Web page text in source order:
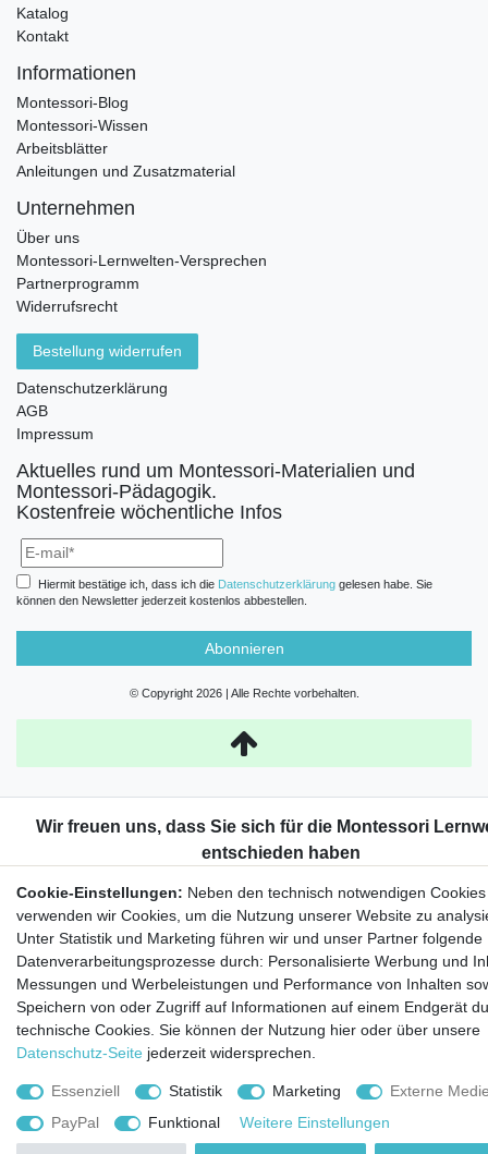
Katalog
Kontakt
Informationen
Montessori-Blog
Montessori-Wissen
Arbeitsblätter
Anleitungen und Zusatzmaterial
Unternehmen
Über uns
Montessori-Lernwelten-Versprechen
Partnerprogramm
Widerrufsrecht
Bestellung widerrufen
Datenschutzerklärung
AGB
Impressum
Aktuelles rund um Montessori-Materialien und
Montessori-Pädagogik.
Kostenfreie wöchentliche Infos
Hiermit bestätige ich, dass ich die Daten­schutz­erklärunggelesen habe. Sie
können den Newsletter jederzeit kostenlos abbestellen.
Abonnieren
© Copyright 2026 | Alle Rechte vorbehalten.
Cookie-Einstellungen: Neben den technisch notwendigen Cookies
verwenden wir Cookies, um die Nutzung unserer Website zu
Unter Statistik und Marketing führen wir und unser Partner folgende
Datenverarbeitungsprozesse durch: Personalisierte Werbung und
Messungen und Werbeleistungen und Performance von Inhalten
Speichern von oder Zugriff auf Informationen auf einem Endgerät
technische Cookies. Sie können der Nutzung hier oder über unsere
Datenschutz-Seite jederzeit widersprechen.
Essenziell Statistik Marketing
Externe
PayPal
Funktional Weitere Einstellungen